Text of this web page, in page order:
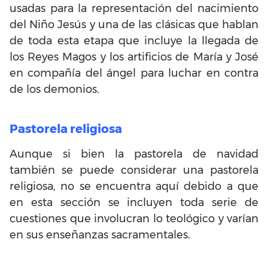
usadas para la representación del nacimiento
del Niño Jesús y una de las clásicas que hablan
de toda esta etapa que incluye la llegada de
los Reyes Magos y los artificios de María y José
en compañía del ángel para luchar en contra
de los demonios.
Pastorela religiosa
Aunque si bien la pastorela de navidad
también se puede considerar una pastorela
religiosa, no se encuentra aquí debido a que
en esta sección se incluyen toda serie de
cuestiones que involucran lo teológico y varían
en sus enseñanzas sacramentales.